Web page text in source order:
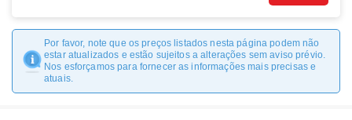
Por favor, note que os preços listados nesta página podem não
estar atualizados e estão sujeitos a alterações sem aviso prévio.
Nos esforçamos para fornecer as informações mais precisas e
atuais.